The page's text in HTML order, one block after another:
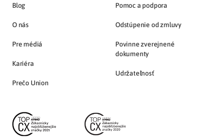
Blog
O nás
Pre médiá
Kariéra
Prečo Union
Pomoc a podpora
Odstúpenie od zmluvy
Povinne zverejnené
dokumenty
Udržateľnosť